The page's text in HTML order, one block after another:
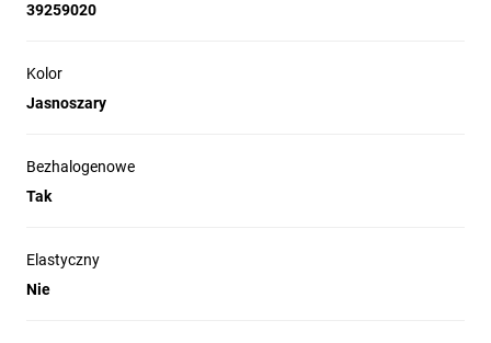
Właściwości elektryczne i bezpieczeństwo: materiał
normą PN-EN 50085-2-3:2010 oraz dyrektywą RoHS.
Sposób mocowania: montaż przez perforowane dno
39259020
Kolor
Jasnoszary
Bezhalogenowe
Tak
Elastyczny
Nie